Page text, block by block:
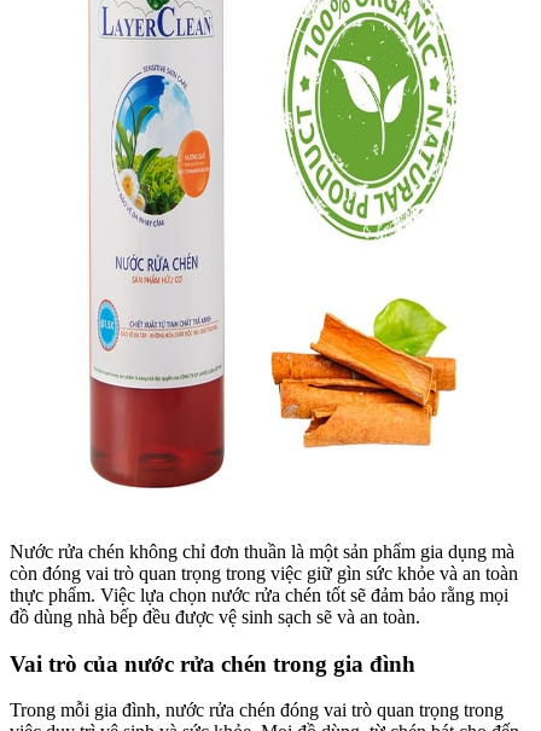
Nước rửa chén không chỉ đơn thuần là một sản phẩm gia dụng mà
còn đóng vai trò quan trọng trong việc giữ gìn sức khỏe và an toàn
thực phẩm. Việc lựa chọn nước rửa chén tốt sẽ đảm bảo rằng mọi
đồ dùng nhà bếp đều được vệ sinh sạch sẽ và an toàn.
Vai trò của nước rửa chén trong gia đình
Trong mỗi gia đình, nước rửa chén đóng vai trò quan trọng trong